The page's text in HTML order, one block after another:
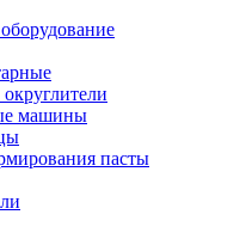
машины
пасты